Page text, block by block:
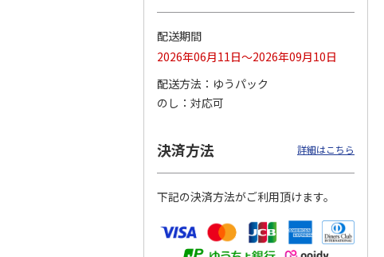
【グリーティング切
円…
4.8（11）
5,500円
4.6（7）
11,000円
配送期間
2026年06月11日～2026年09月10日
配送方法
ゆうパック
のし
対応可
決済方法 詳細はこちら
下記の決済方法がご利用頂けます。